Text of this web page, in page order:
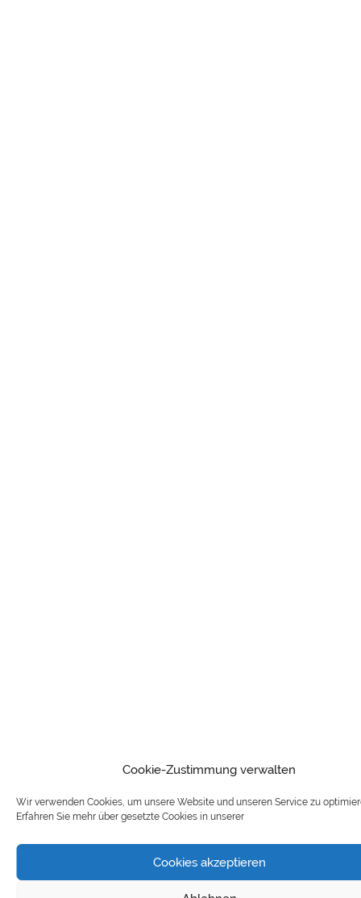
Cookie-Zustimmung verwalten
Wir verwenden Cookies, um unsere Website und unseren Service zu
Erfahren Sie mehr über gesetzte Cookies in unserer
Cookies akzeptieren